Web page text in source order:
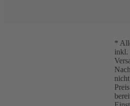
*
inkl.